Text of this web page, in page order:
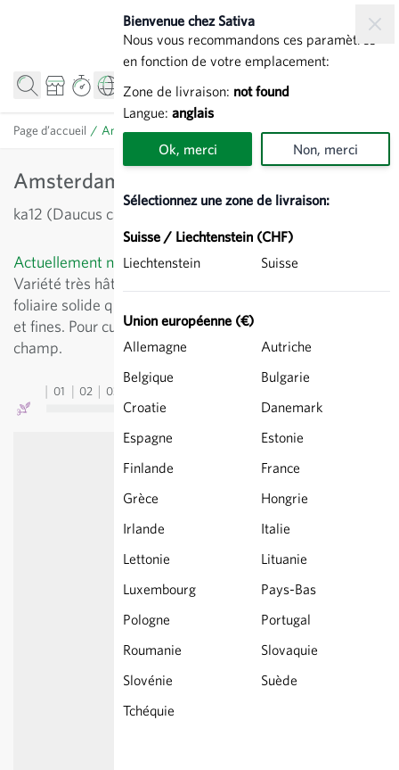
Bienvenue chez Sativa
Nous vous recommandons ces paramètres
en fonction de votre emplacement:
Zone de livraison: not found
Langue: anglais
Ok, merci Non, merci
Sélectionnez une zone de livraison:
Suisse / Liechtenstein (CHF)
Liechtenstein
Suisse
Union européenne (€)
Allemagne
Autriche
Belgique
Bulgarie
Croatie
Danemark
Espagne
Estonie
Finlande
France
Grèce
Hongrie
Irlande
Italie
Lettonie
Lituanie
Luxembourg
Pays-Bas
Pologne
Portugal
Roumanie
Slovaquie
Slovénie
Suède
Tchéquie
Page d’accueil / Amsterdam 2 - Carotte
Amsterdam 2 - Carotte
ka12 (Daucus carota)
Actuellement non disponible
Variété très hâtive au feuillage relevé et court. Attache
foliaire solide qui convient au bottelage. Racines longues
et fines. Pour culture primeur sous-abri et précoce plein
champ.
01 02 03